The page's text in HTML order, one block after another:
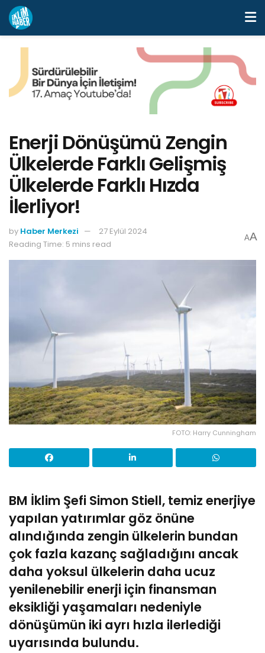
Enerji Dönüşümü Zengin
Ülkelerde Farklı Gelişmiş
Ülkelerde Farklı Hızda
İlerliyor!
by Haber Merkezi
27 Eylül 2024
Reading Time: 5 mins read
AA
FOTO: Harry Cunningham
BM İklim Şefi Simon Stiell, temiz enerjiye
yapılan yatırımlar göz önüne
alındığında zengin ülkelerin bundan
çok fazla kazanç sağladığını ancak
daha yoksul ülkelerin daha ucuz
yenilenebilir enerji için finansman
eksikliği yaşamaları nedeniyle
dönüşümün iki ayrı hızla ilerlediği
uyarısında bulundu.